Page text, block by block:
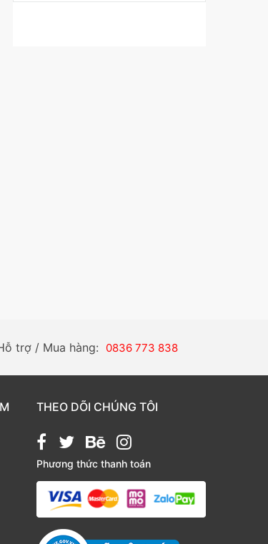
trợ / Mua hàng: 0836 773 838
THEO DÕI CHÚNG TÔI
Phương thức thanh toán